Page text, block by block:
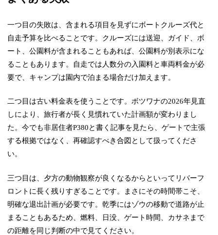
一つ目の失敗は、含まれる項目を見ずにボートクルーズ代と
自走予算を比べることです。クルーズには送迎、ガイド、ボ
ート、公園料が含まれることもあれば、公園料が別表示にな
ることもあります。自走では人数分の入園料と車両料金が必
要で、キャンプは園内で泊まる場合だけ加えます。
二つ目は古い料金表を使うことです。ボツワナの2026年見直
しにより、旅行者が長く見慣れていた計画額が変わりまし
た。今でも非居住者P380と書く記事を見たら、ゲートで主張
する根拠ではなく、再確認すべき合図として扱ってくださ
い。
三つ目は、夕方の動物観察が良くなるからといってリバーフ
ロントに長く残りすぎることです。まさにその時間帯こそ、
明確な退出計画が必要です。乾季にはゾウの移動で道路が止
まることもあるため、燃料、日没、ゲート時間、カサネまで
の距離を同じ判断の中で見てください。